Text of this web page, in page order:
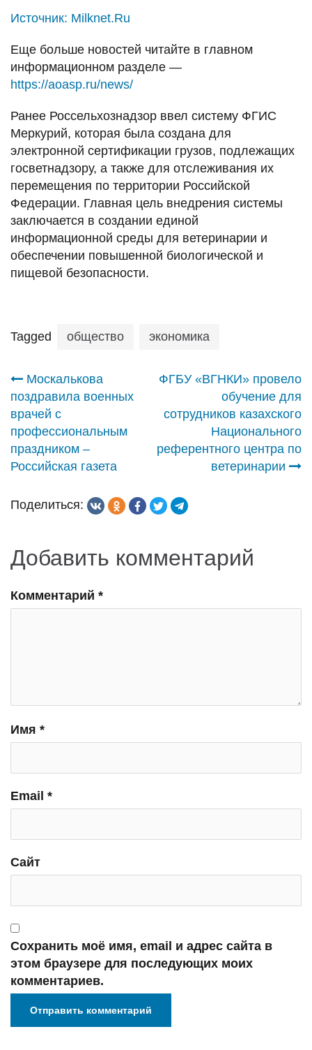
Источник: Milknet.Ru
Еще больше новостей читайте в главном
информационном разделе —
https://aoasp.ru/news/
Ранее Россельхознадзор ввел систему ФГИС
Меркурий, которая была создана для
электронной сертификации грузов, подлежащих
госветнадзору, а также для отслеживания их
перемещения по территории Российской
Федерации. Главная цель внедрения системы
заключается в создании единой
информационной среды для ветеринарии и
обеспечении повышенной биологической и
пищевой безопасности.
Tagged общество экономика
Навигация
по
записям
Москалькова
поздравила военных
врачей с
профессиональным
праздником –
Российская газета
ФГБУ «ВГНКИ» провело
обучение для
сотрудников казахского
Национального
референтного центра по
ветеринарии
Поделиться:
Добавить комментарий
Комментарий *
Имя *
Email *
Сайт
Сохранить моё имя, email и адрес сайта в
этом браузере для последующих моих
комментариев.